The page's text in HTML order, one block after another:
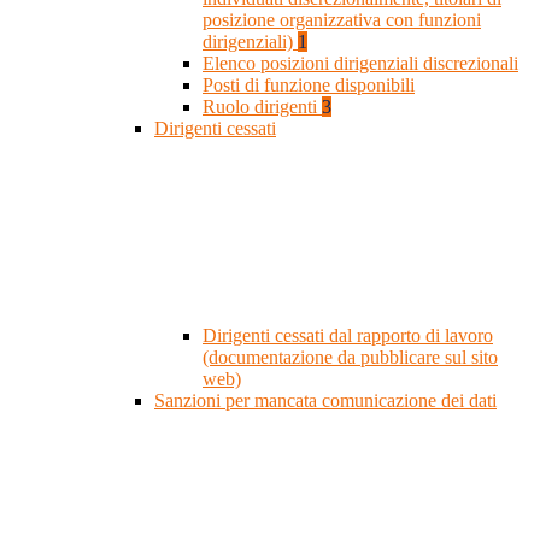
posizione organizzativa con funzioni
dirigenziali) 1
Elenco posizioni dirigenziali discrezionali
Posti di funzione disponibili
Ruolo dirigenti 3
Dirigenti cessati
Dirigenti cessati dal rapporto di lavoro
(documentazione da pubblicare sul sito
web)
Sanzioni per mancata comunicazione dei dati